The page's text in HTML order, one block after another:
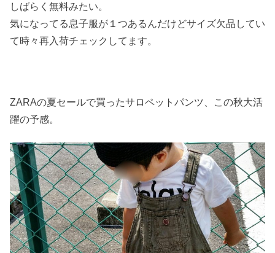
しばらく無料みたい。
気になってる息子服が１つあるんだけどサイズ欠品してい
て時々再入荷チェックしてます。
ZARAの夏セールで買ったサロペットパンツ、この秋大活
躍の予感。